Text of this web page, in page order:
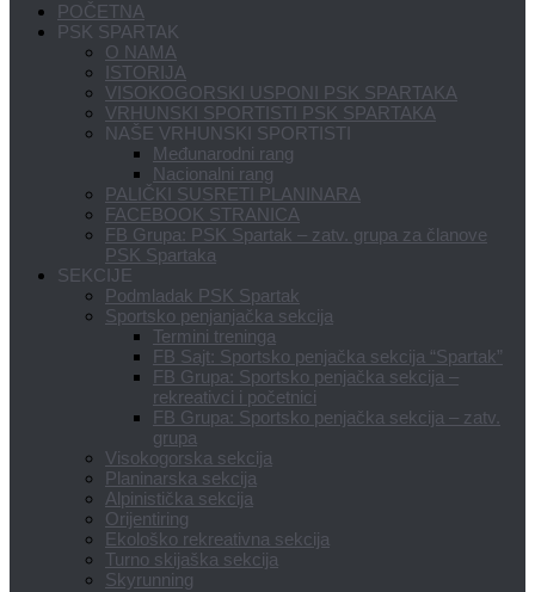
POČETNA
PSK SPARTAK
O NAMA
ISTORIJA
VISOKOGORSKI USPONI PSK SPARTAKA
VRHUNSKI SPORTISTI PSK SPARTAKA
NAŠE VRHUNSKI SPORTISTI
Međunarodni rang
Nacionalni rang
PALIČKI SUSRETI PLANINARA
FACEBOOK STRANICA
FB Grupa: PSK Spartak – zatv. grupa za članove
PSK Spartaka
SEKCIJE
Podmladak PSK Spartak
Sportsko penjanjačka sekcija
Termini treninga
FB Sajt: Sportsko penjačka sekcija “Spartak”
FB Grupa: Sportsko penjačka sekcija –
rekreativci i početnici
FB Grupa: Sportsko penjačka sekcija – zatv.
grupa
Visokogorska sekcija
Planinarska sekcija
Alpinistička sekcija
Orijentiring
Ekološko rekreativna sekcija
Turno skijaška sekcija
Skyrunning